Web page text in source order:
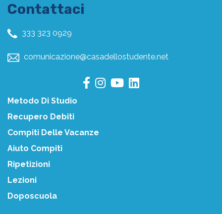
Contattaci
333 323 0929
comunicazione@casadellostudente.net
Metodo Di Studio
Recupero Debiti
Compiti Delle Vacanze
Aiuto Compiti
Ripetizioni
Lezioni
Doposcuola